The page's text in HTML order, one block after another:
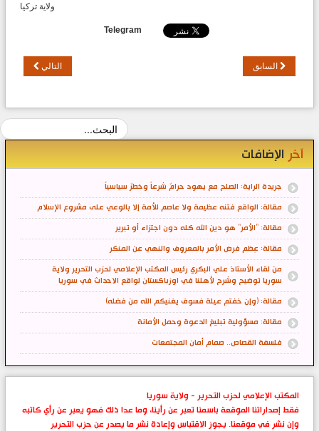
ولاية تركيا
Telegram
السابق التالي
آخر الإضافات
جريدة الراية: الصلح مع يهود حرامٌ شرعاً وخطرٌ سياسياً
مقالة: الواقع فتنه عظيمة ولا عاصم للأمة إلا بالوعي على مشروع الإسلام
مقالة: "الأمر" هو دين الله كله دون اجتزاء أو تبرير
مقالة: عِظم فرض الأمر بالمعروف والنهي عن المنكر
من لقاء الأستاذ علي البكري رئيس المكتب الإعلامي لحزب التحرير ولاية
سوريا توضيح وشرح لأهلنا في اوزباكستان لواقع الاحداث في سوريا
مقالة: (وإن خفتم عيلة فسوف يغنيكم الله من فضله)
مقالة: مسؤولية تبليغ الدعوة وحمل الأمانة
فلسفة القصاص.. صمام أمان المجتمعات
المكتب الإعلامي لحزب التحرير - ولاية سوريا
فقط إصداراتنا الموقعة باسمنا تعبر عن رأينا، وما عدا ذلك فهو يعبر عن رأي كاتبه
وإن نشر في موقعنا. يجوز الاقتباس وإعادة نشر ما يصدر عن حزب التحرير